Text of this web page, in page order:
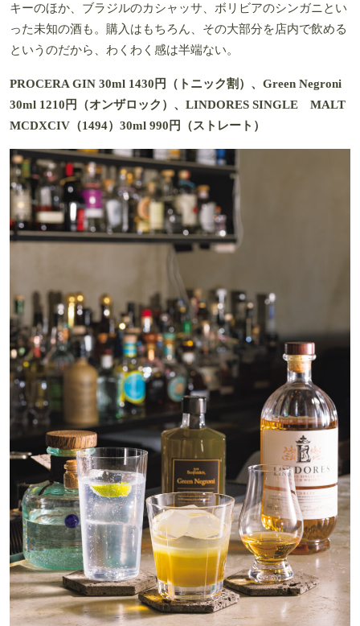
キーのほか、ブラジルのカシャッサ、ボリビアのシンガニとい
った未知の酒も。購入はもちろん、その大部分を店内で飲める
というのだから、わくわく感は半端ない。
PROCERA GIN 30ml 1430円（トニック割）、Green Negroni
30ml 1210円（オンザロック）、LINDORES SINGLE MALT
MCDXCIV（1494）30ml 990円（ストレート）